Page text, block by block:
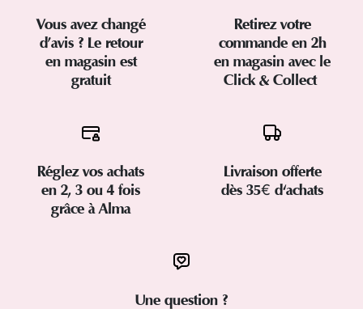
Vous avez changé
d’avis ? Le retour
en magasin est
gratuit
Retirez votre
commande en 2h
en magasin avec le
Click & Collect
Réglez vos achats
en 2, 3 ou 4 fois
grâce à Alma
Livraison offerte
dès 35€ d'achats
Une question ?